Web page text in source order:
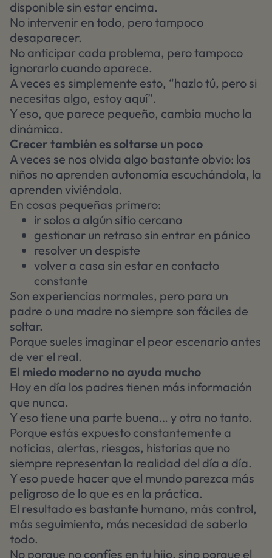
disponible sin estar encima.
No intervenir en todo, pero tampoco
desaparecer.
No anticipar cada problema, pero tampoco
ignorarlo cuando aparece.
A veces es simplemente esto, “hazlo tú, pero si
necesitas algo, estoy aquí”.
Y eso, que parece pequeño, cambia mucho la
dinámica.
Crecer también es soltarse un poco
A veces se nos olvida algo bastante obvio: los
niños no aprenden autonomía escuchándola, la
aprenden viviéndola.
En cosas pequeñas primero:
ir solos a algún sitio cercano
gestionar un retraso sin entrar en pánico
resolver un despiste
volver a casa sin estar en contacto
constante
Son experiencias normales, pero para un
padre o una madre no siempre son fáciles de
soltar.
Porque sueles imaginar el peor escenario antes
de ver el real.
El miedo moderno no ayuda mucho
Hoy en día los padres tienen más información
que nunca.
Y eso tiene una parte buena… y otra no tanto.
Porque estás expuesto constantemente a
noticias, alertas, riesgos, historias que no
siempre representan la realidad del día a día.
Y eso puede hacer que el mundo parezca más
peligroso de lo que es en la práctica.
El resultado es bastante humano, más control,
más seguimiento, más necesidad de saberlo
todo.
No porque no confíes en tu hijo, sino porque el